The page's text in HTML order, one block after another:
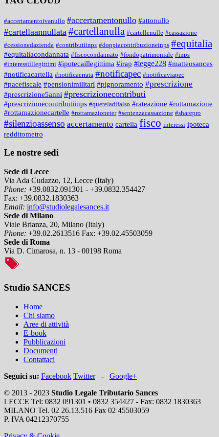
#accertamentoivanullo #accertamentonullo #attonullo
#cartellaannullata #cartellanulla #cartellenulle #cassazione
#cessionedazienda #contributiinps #doppiacontribuzioneinps #equitalia
#equitaliacondannata #fiscocondannato #fondopatrimoniale #inps
#interessiillegittimi #ipotecaillegittima #irap #legge228 #matteosances
#notificacartella #notificaerrata #notificapec #notificaviapec
#pacefiscale #pensionimilitari #pignoramento #prescrizione
#prescrizione5anni #prescrizionecontributi
#prescrizionecontributiinps #quereladifalso #rateazione #rottamazione
#rottamazionecartelle #rottamazioneter #sentenzacassazione #sharepro
#silenzioassenso accertamento cartella fisco interessi ipoteca
redditometro
Le nostre sedi
Sede di Lecce
Via Ada Cudazzo, 12, Lecce (Italy)
Phone: +39.0832.091301 - +39.0832.354427
Fax: +39.0832.1830363
Email: info@studiolegalesances.it
Sede di Milano
Viale Brianza, 20, Milano (Italy)
Phone: +39.02.2613516 Fax: +39.02.45503059
Sede di Roma
Via D. Cimarosa, n. 13 - 00198 Roma
Studio SANCES
Home
Chi siamo
Aree di attività
E-book
Pubblicazioni
Documenti
Contattaci
Seguici su: Facebook Twitter- Google+
© 2013 - 2023 Studio Legale Tributario Sances
LECCE Tel: 0832 091301 • 0832 354427 - Fax: 0832 1830363
MILANO Tel. 02 26.13.516 Fax 02 45503059
P. IVA 04212370755